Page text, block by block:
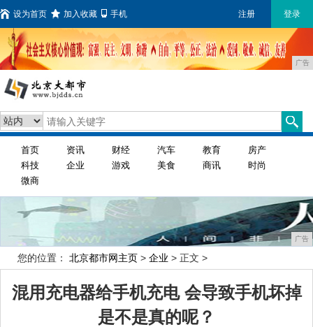
设为首页 加入收藏 手机 注册 登录
广告
首页 资讯 财经 汽车 教育
房产
科技
企业 游戏 美食 商讯
时尚
微商
广告
您的位置： 北京都市网主页 > 企业 > 正文 >
混用充电器给手机充电 会导致手机坏掉
是不是真的呢？